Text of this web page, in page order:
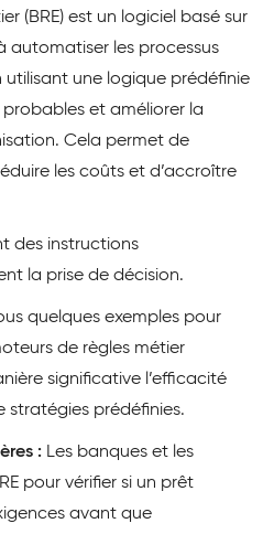
(BRE) est un logiciel basé sur
automatiser les processus
utilisant une logique prédéfinie
et améliorer la
Cela permet de
les coûts et d’accroître
des instructions
la prise de décision.
quelques exemples pour
de règles métier
significative l’efficacité
stratégies prédéfinies.
: Les banques et les
pour vérifier si un prêt
avant que